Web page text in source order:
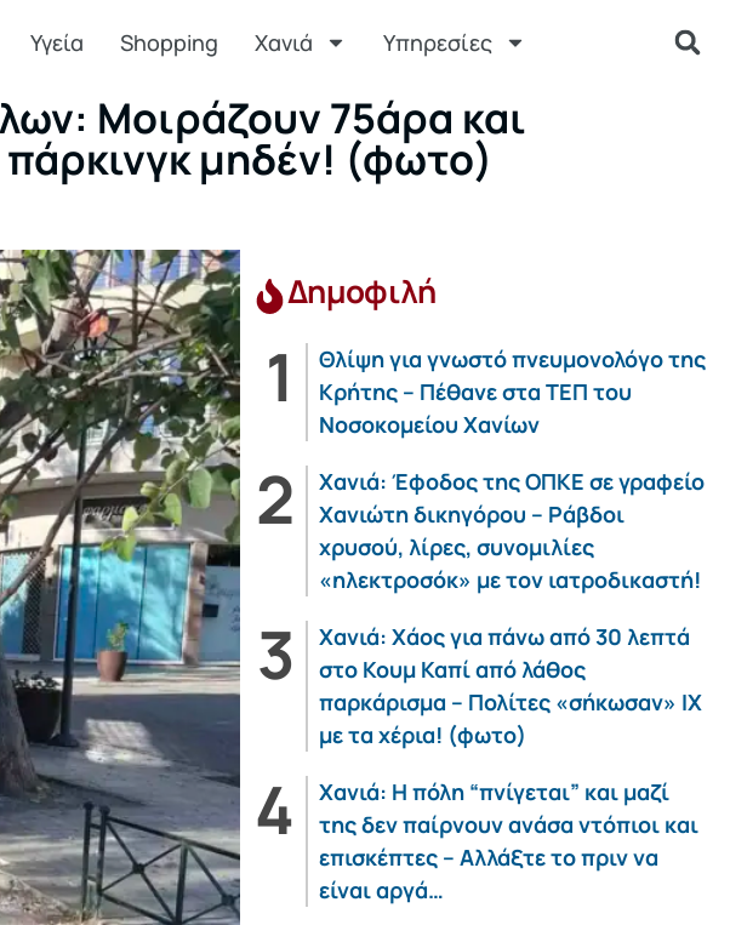
Υγεία Shopping Χανιά Υπηρεσίες
Μοιράζουν 75άρα και
μηδέν! (φωτο)
Δημοφιλή
Θλίψη για γνωστό πνευμονολόγο της
Κρήτης – Πέθανε στα ΤΕΠ του
Νοσοκομείου Χανίων
Χανιά: Έφοδος της ΟΠΚΕ σε γραφείο
Χανιώτη δικηγόρου – Ράβδοι
χρυσού, λίρες, συνομιλίες
«ηλεκτροσόκ» με τον ιατροδικαστή!
Χανιά: Χάος για πάνω από 30 λεπτά
στο Κουμ Καπί από λάθος
παρκάρισμα – Πολίτες «σήκωσαν» ΙΧ
με τα χέρια! (φωτο)
Χανιά: Η πόλη “πνίγεται” και μαζί
της δεν παίρνουν ανάσα ντόπιοι και
επισκέπτες – Αλλάξτε το πριν να
είναι αργά…